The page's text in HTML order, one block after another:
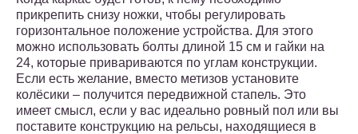
прикрепить снизу ножки, чтобы регулировать
горизонтальное положение устройства. Для этого
можно использовать болты длиной 15 см и гайки на
24, которые привариваются по углам конструкции.
Если есть желание, вместо метизов установите
колёсики – получится передвижной стапель. Это
имеет смысл, если у вас идеально ровный пол или вы
поставите конструкцию на рельсы, находящиеся в